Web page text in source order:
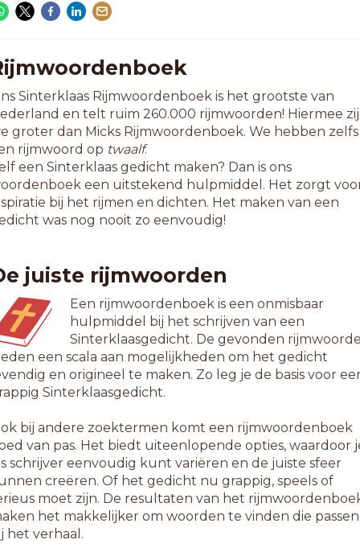
letterwoorden
aigu
letterwoorden
letterwoorden
letterwoorden
vu
Sinterklaas Rijmwoordenboek is het grootste van
en telt ruim 260.000 rijmwoorden! Hiermee
groter dan Micks Rijmwoordenboek. We hebben zelfs
rijmwoord op twaalf.
een Sinterklaas gedicht maken? Dan is ons
een uitstekend hulpmiddel. Het zorgt
bij het rijmen en dichten. Het maken van een
was nog nooit zo eenvoudig!
juiste rijmwoorden
Een rijmwoordenboek is een onmisbaar
hulpmiddel bij het schrijven van een
Sinterklaasgedicht. De gevonden
een scala aan mogelijkheden om het gedicht
en origineel te maken. Zo leg je de basis voor
Sinterklaasgedicht.
bij andere zoektermen komt een rijmwoordenboek
van pas. Het biedt uiteenlopende opties, waardoor
schrijver eenvoudig kunt variëren en de juiste sfeer
creëren. Of het gedicht nu grappig, speels of
moet zijn. De resultaten van het
het makkelijker om woorden te vinden die passen
het verhaal.